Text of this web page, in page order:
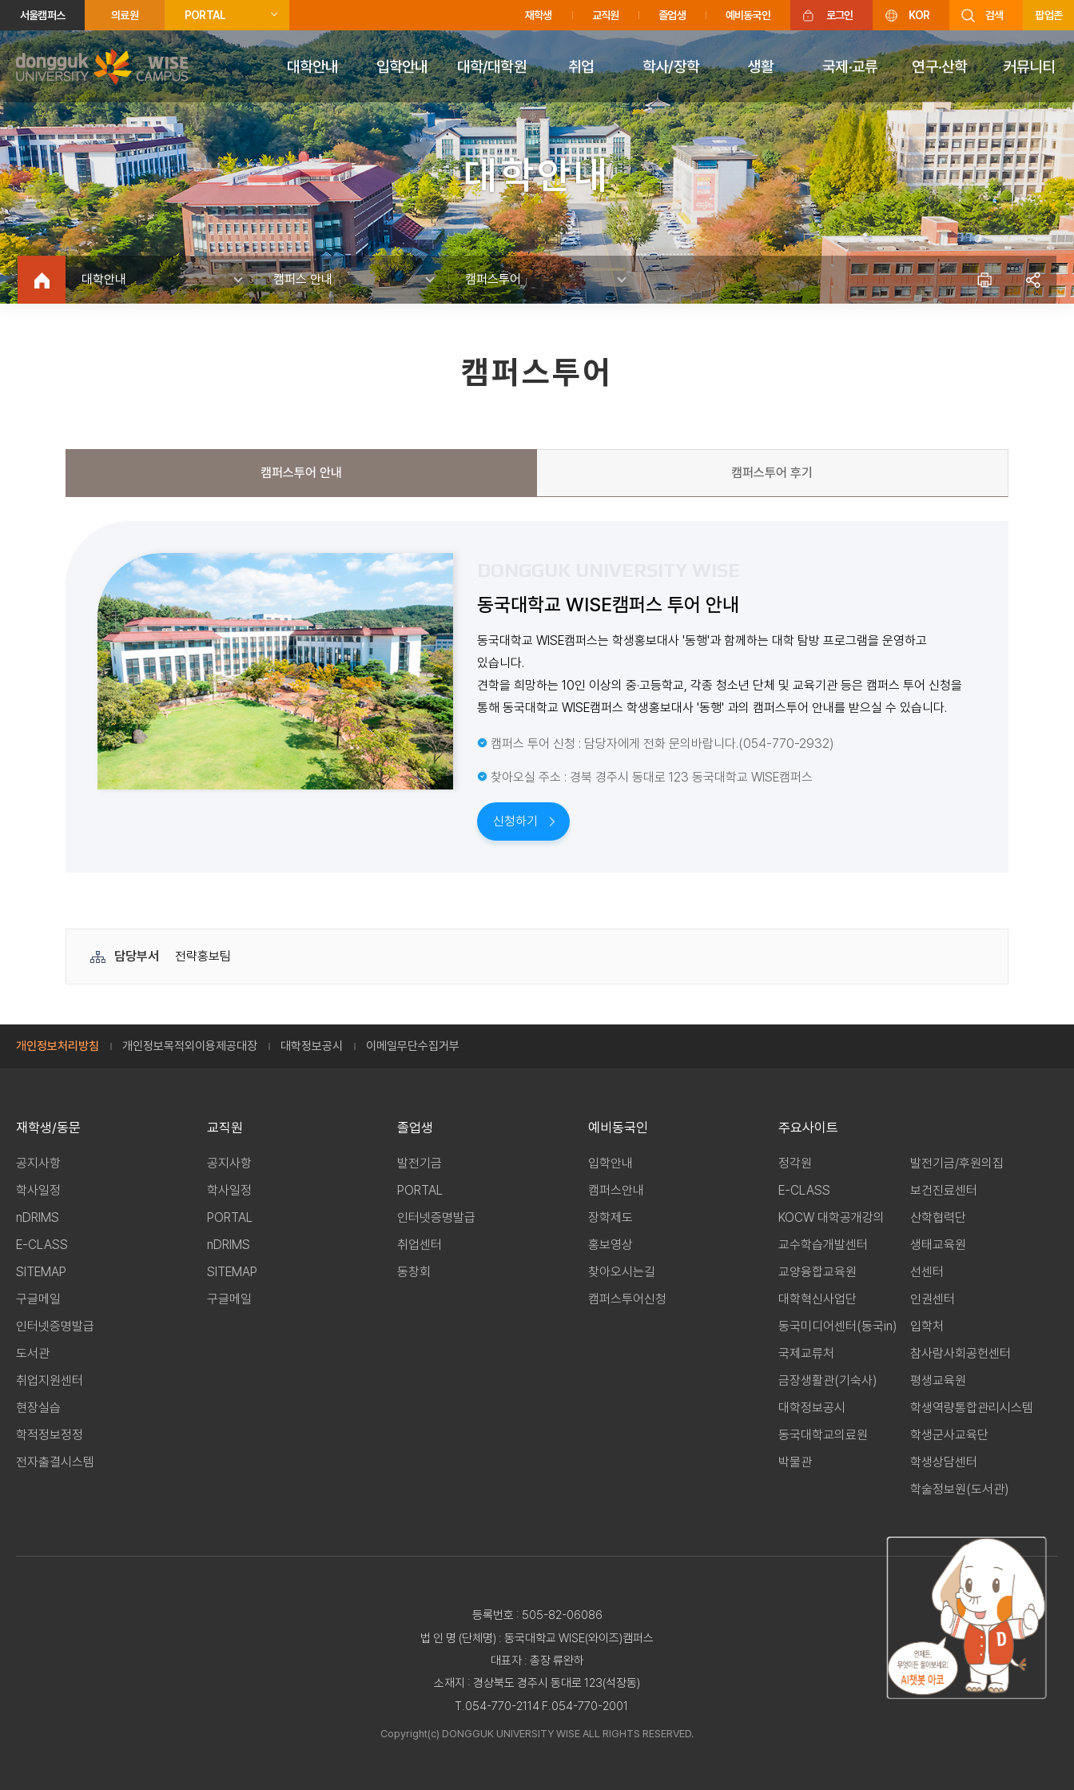
주메뉴 바로가기
푸터 바로가기
서울캠퍼스 의료원 PORTAL 재학생 교직원 졸업생 예비동국인 로그인 KOR 검색 팝업존
대학안내 입학안내 대학/대학원 취업 학사/장학 생활 국제·교류 연구·산학 커뮤니티
대학안내
대학안내 캠퍼스 안내 캠퍼스투어
캠퍼스투어
캠퍼스투어 안내 캠퍼스투어 후기
동국대학교 WISE캠퍼스 투어 안내
동국대학교 WISE캠퍼스는 학생홍보대사 '동행'과 함께하는 대학 탐방 프로그램을 운영하고
있습니다.
견학을 희망하는 10인 이상의 중·고등학교, 각종 청소년 단체 및 교육기관 등은 캠퍼스 투어 신청을
통해 동국대학교 WISE캠퍼스 학생홍보대사 '동행' 과의 캠퍼스투어 안내를 받으실 수 있습니다.
캠퍼스 투어 신청 : 담당자에게 전화 문의바랍니다.(054-770-2932)
찾아오실 주소 : 경북 경주시 동대로 123 동국대학교 WISE캠퍼스
신청하기
담당부서 전략홍보팀
개인정보처리방침 개인정보목적외이용제공대장 대학정보공시 이메일무단수집거부
재학생/동문
공지사항
학사일정
nDRIMS
E-CLASS
SITEMAP
구글메일
인터넷증명발급
도서관
취업지원센터
현장실습
학적정보정정
전자출결시스템
교직원
공지사항
학사일정
PORTAL
nDRIMS
SITEMAP
구글메일
졸업생
발전기금
PORTAL
인터넷증명발급
취업센터
동창회
예비동국인
입학안내
캠퍼스안내
장학제도
홍보영상
찾아오시는길
캠퍼스투어신청
주요사이트
정각원
E-CLASS
KOCW 대학공개강의
교수학습개발센터
교양융합교육원
대학혁신사업단
동국미디어센터(동국in)
국제교류처
금장생활관(기숙사)
대학정보공시
동국대학교의료원
박물관
발전기금/후원의집
보건진료센터
산학협력단
생태교육원
선센터
인권센터
입학처
참사람사회공헌센터
평생교육원
학생역량통합관리시스템
학생군사교육단
학생상담센터
학술정보원(도서관)
등록번호 : 505-82-06086
법 인 명 (단체명) : 동국대학교 WISE(와이즈)캠퍼스
대표자 : 총장 류완하
소재지 : 경상북도 경주시 동대로 123(석장동)
T.054-770-2114 F.054-770-2001
Copyright(c) DONGGUK UNIVERSITY WISE ALL RIGHTS RESERVED.